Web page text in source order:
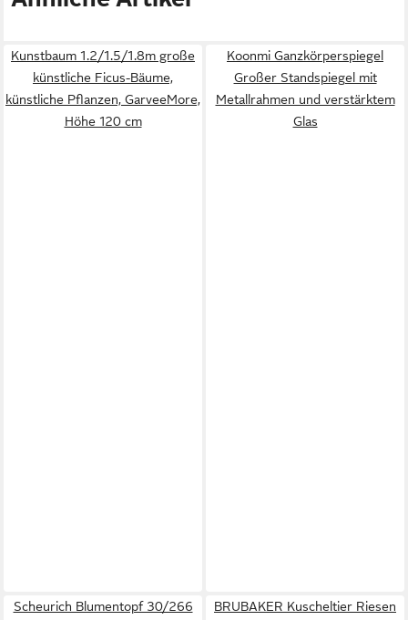
Kunstbaum 1.2/1.5/1.8m große
künstliche Ficus-Bäume,
künstliche Pflanzen, GarveeMore,
Höhe 120 cm
Koonmi Ganzkörperspiegel
Großer Standspiegel mit
Metallrahmen und verstärktem
Glas
Scheurich Blumentopf 30/266
BRUBAKER Kuscheltier Riesen